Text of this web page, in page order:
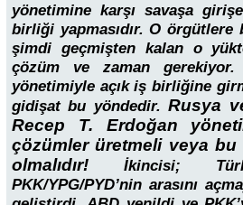
yönetimine karşı savaşa
birliği yapmasıdır. O örgütlere
şimdi geçmişten kalan o
çözüm ve zaman
yönetimiyle açık iş birliğine
gidişat bu yöndedir.Rusya
Recep T. Erdoğan
çözümler üretmeli veya
olmalıdır! İkincisi;
PKK/YPG/PYD’nin arasını